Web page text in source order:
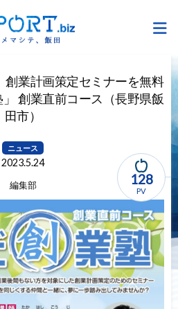
創業計画策定セミナーを無料
創業直前コース（長野県飯
田市）
ニュース
2023.5.24
編集部 128
PV